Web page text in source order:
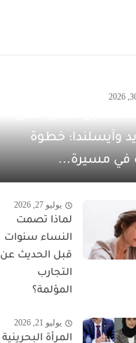
وآيسلندا: خطوة
في مسيرة...
يوليو 27, 2026
لماذا تصمت
النساء سنوات
قبل الحديث عن
التجارب
المؤلمة؟
يوليو 21, 2026
المرأة البحرينية